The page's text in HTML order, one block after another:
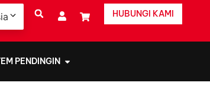
HUBUNGI KAMI
PENDINGIN